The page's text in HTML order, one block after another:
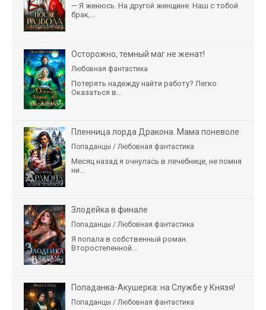
— Я женюсь. На другой женщине. Наш с тобой
брак,...
Осторожно, темный маг не женат!
Любовная фантастика
Потерять надежду найти работу? Легко.
Оказаться в...
Пленница лорда Дракона. Мама поневоле
Попаданцы / Любовная фантастика
Месяц назад я очнулась в лечебнице, не помня
ни...
Злодейка в финале
Попаданцы / Любовная фантастика
Я попала в собственный роман.
Второстепенной...
Попаданка-Акушерка: на Службе у Князя!
Попаданцы / Любовная фантастика